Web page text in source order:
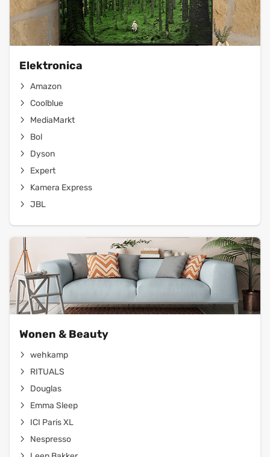
Elektronica
Amazon
Coolblue
MediaMarkt
Bol
Dyson
Expert
Kamera Express
JBL
Wonen & Beauty
wehkamp
RITUALS
Douglas
Emma Sleep
ICI Paris XL
Nespresso